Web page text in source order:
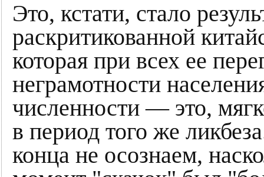
Это, кстати, стало
раскритикованной
которая при всех ее
неграмотности
численности — это,
в период того же
конца не осознаем,